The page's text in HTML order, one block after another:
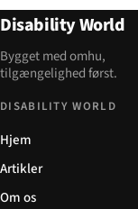
Disability World
Bygget med omhu,
tilgængelighed først.
DISABILITY WORLD
Hjem
Artikler
Om os